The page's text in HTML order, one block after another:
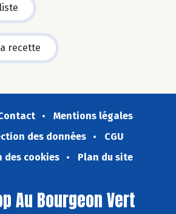
recette
Mentions légales
des données
CGU
des cookies
Plan du site
Au Bourgeon Vert